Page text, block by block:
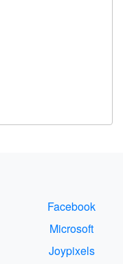
Facebook
Microsoft
Joypixels